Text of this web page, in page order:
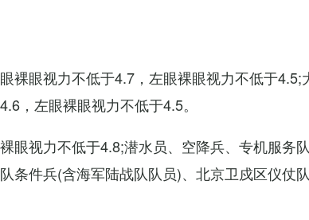
裸眼视力不低于4.7，左眼裸眼视力不低于4.5;
，左眼裸眼视力不低于4.5。
眼视力不低于4.8;潜水员、空降兵、专机服务
条件兵(含海军陆战队队员)、北京卫戍区仪仗